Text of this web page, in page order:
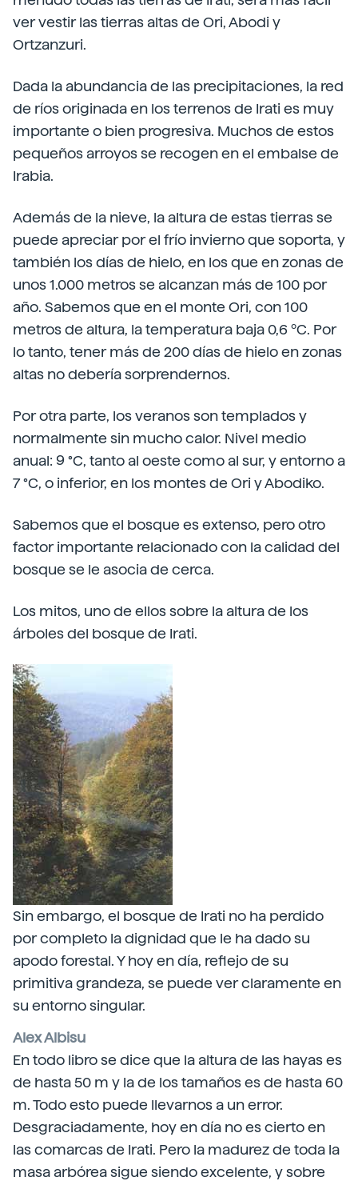
ver vestir las tierras altas de Ori, Abodi y
Ortzanzuri.
Dada la abundancia de las precipitaciones, la red
de ríos originada en los terrenos de Irati es muy
importante o bien progresiva. Muchos de estos
pequeños arroyos se recogen en el embalse de
Irabia.
Además de la nieve, la altura de estas tierras se
puede apreciar por el frío invierno que soporta, y
también los días de hielo, en los que en zonas de
unos 1.000 metros se alcanzan más de 100 por
año. Sabemos que en el monte Ori, con 100
metros de altura, la temperatura baja 0,6 ºC. Por
lo tanto, tener más de 200 días de hielo en zonas
altas no debería sorprendernos.
Por otra parte, los veranos son templados y
normalmente sin mucho calor. Nivel medio
anual: 9 °C, tanto al oeste como al sur, y entorno a
7 °C, o inferior, en los montes de Ori y Abodiko.
Sabemos que el bosque es extenso, pero otro
factor importante relacionado con la calidad del
bosque se le asocia de cerca.
Los mitos, uno de ellos sobre la altura de los
árboles del bosque de Irati.
Sin embargo, el bosque de Irati no ha perdido
por completo la dignidad que le ha dado su
apodo forestal. Y hoy en día, reflejo de su
primitiva grandeza, se puede ver claramente en
su entorno singular.
Alex Albisu
En todo libro se dice que la altura de las hayas es
de hasta 50 m y la de los tamaños es de hasta 60
m. Todo esto puede llevarnos a un error.
Desgraciadamente, hoy en día no es cierto en
las comarcas de Irati. Pero la madurez de toda la
masa arbórea sigue siendo excelente, y sobre